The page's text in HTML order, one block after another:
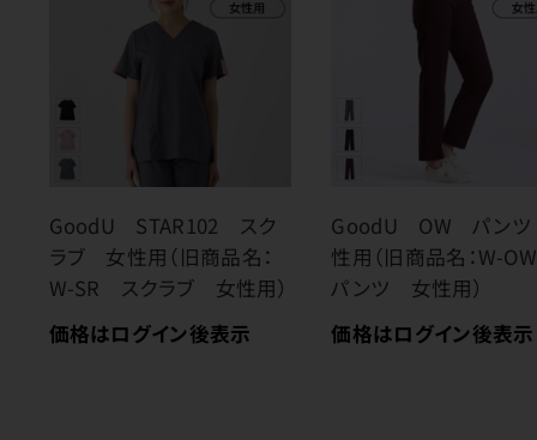
GoodU STAR102 スク
ラブ 女性用（旧商品名：
W-SR スクラブ 女性用）
価格はログイン後表示
GoodU OW パン
性用（旧商品名：W-
パンツ 女性用）
価格はログイン後表示